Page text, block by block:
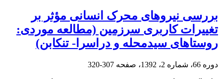
بررسی نیرو‌‌های محرک انسانی مؤثر بر
تغییرات کاربری سرزمین (مطالعه موردی:
روستاهای سیدمحله و دراسرا- تنکابن)
دوره 66، شماره 2، 1392، صفحه 307-320